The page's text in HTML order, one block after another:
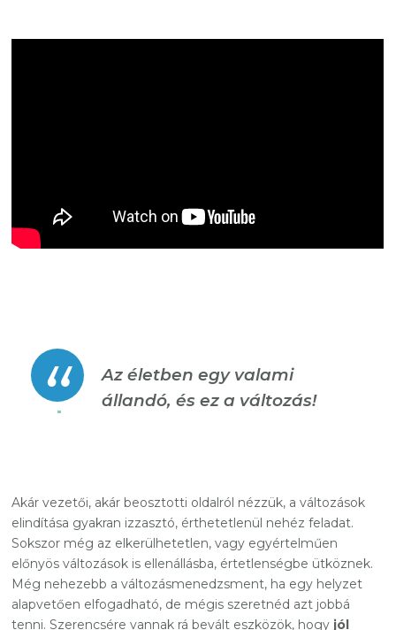
Az életben egy valami
állandó, és ez a változás!
Akár vezetői, akár beosztotti oldalról nézzük, a változások
elindítása gyakran izzasztó, érthetetlenül nehéz feladat.
Sokszor még az elkerülhetetlen, vagy egyértelműen
előnyös változások is ellenállásba, értetlenségbe ütköznek.
Még nehezebb a változásmenedzsment, ha egy helyzet
alapvetően elfogadható, de mégis szeretnéd azt jobbá
tenni. Szerencsére vannak rá bevált eszközök, hogy jól